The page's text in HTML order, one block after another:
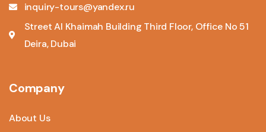
inquiry-tours@yandex.ru
Street Al Khaimah Building Third Floor, Office No 51
Deira, Dubai
Company
About Us